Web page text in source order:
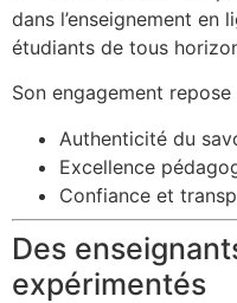
dans l’enseignement en
étudiants de tous
Son engagement
Authenticité du
Excellence
Confiance et
Des
expérimentés